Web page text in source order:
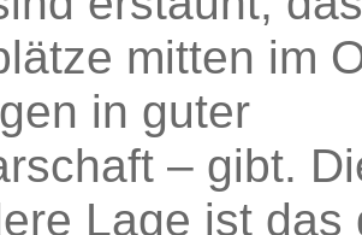
mitten im
in guter
– gibt.
Lage ist das